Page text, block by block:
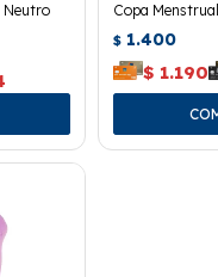
Neutro
Copa
$ 1.400
$ 1.190